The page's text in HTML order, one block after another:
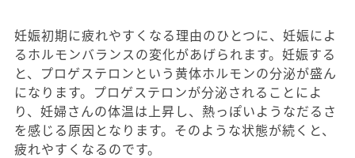
妊娠初期に疲れやすくなる理由のひとつに、妊娠によ
るホルモンバランスの変化があげられます。妊娠する
と、プロゲステロンという黄体ホルモンの分泌が盛ん
になります。プロゲステロンが分泌されることによ
り、妊婦さんの体温は上昇し、熱っぽいようなだるさ
を感じる原因となります。そのような状態が続くと、
疲れやすくなるのです。